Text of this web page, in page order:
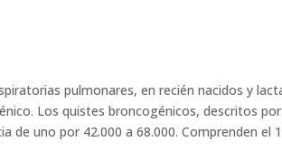
pulmonares, en recién nacidos y
Los quistes broncogénicos, descritos
uno por 42.000 a 68.000. Comprenden